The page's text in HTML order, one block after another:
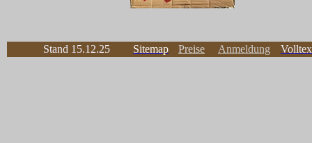
Stand 15.12.25 Sitemap Preise Anmeldung